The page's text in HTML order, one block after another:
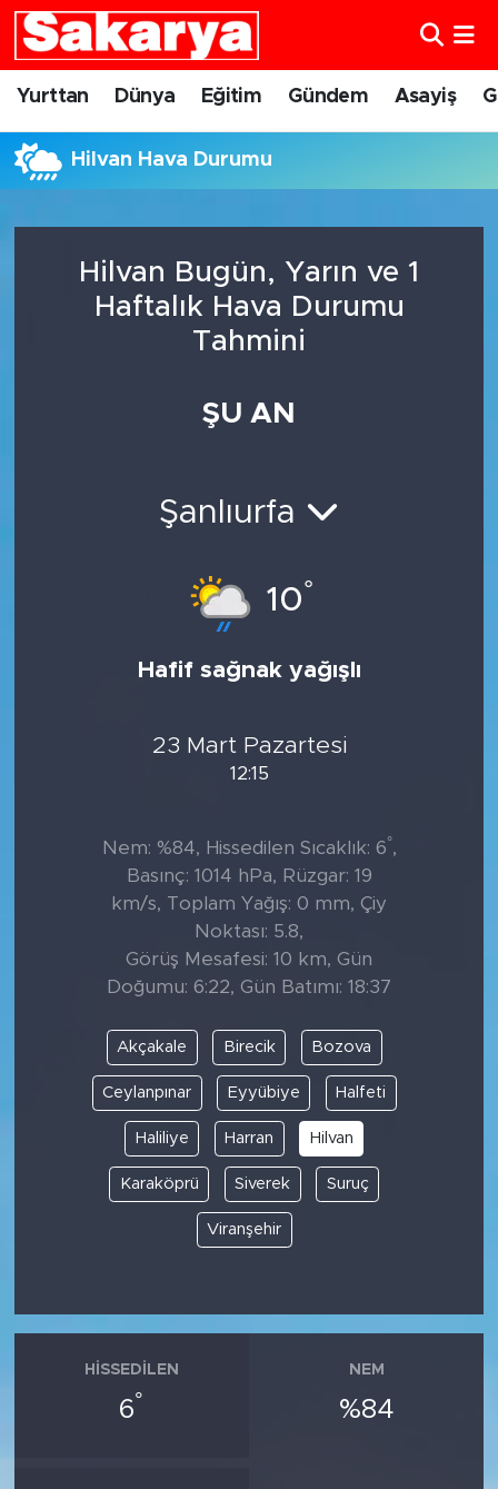
Yurttan Dünya Eğitim Gündem Asayiş
Hilvan Hava Durumu
Hilvan Bugün, Yarın ve 1
Haftalık Hava Durumu
Tahmini
ŞU AN
Şanlıurfa
10°
Hafif sağnak yağışlı
23 Mart Pazartesi
12:15
Nem: %84, Hissedilen Sıcaklık: 6°,
Basınç: 1014 hPa, Rüzgar: 19
km/s, Toplam Yağış: 0 mm, Çiy
Noktası: 5.8,
Görüş Mesafesi: 10 km, Gün
Doğumu: 6:22, Gün Batımı: 18:37
Akçakale Birecik Bozova
Ceylanpınar Eyyübiye Halfeti
Haliliye Harran Hilvan
Karaköprü Siverek Suruç
Viranşehir
HISSEDILEN
6°
NEM
%84
Yurttan
Eskişehirspor
Eskişehir Nöbetçi Eczaneler
Süper Lig Puan Durumu ve Fikstür
Son Dakika Haberleri